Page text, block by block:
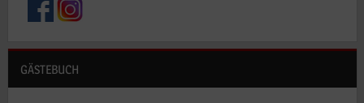
GÄSTEBUCH